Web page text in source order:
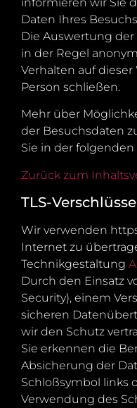
Daten Ihres
Die Auswertung
in der Regel
Verhalten auf
Person schließen.
Mehr über
der Besuchsdaten
Sie in der
Zurück zum
TLS-
Wir verwenden
Internet zu
Technikgestaltung
Durch den Einsatz
Security), einem
sicheren
wir den Schutz
Sie erkennen die
Absicherung der
Schloßsymbol links
Verwendung des